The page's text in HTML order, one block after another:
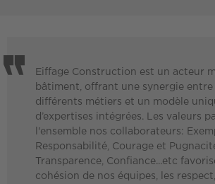
Eiffage Construction est un acteur
bâtiment, offrant une synergie entre
différents métiers et un modèle
d’expertises intégrées. Les valeurs
l'ensemble nos collaborateurs:
Responsabilité, Courage et
Transparence, Confiance...etc
cohésion de nos équipes, les